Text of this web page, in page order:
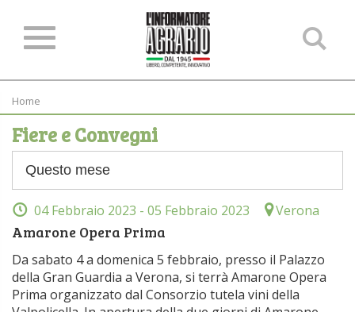
Home
Fiere e Convegni
04 Febbraio 2023 - 05 Febbraio 2023 Verona
Amarone Opera Prima
Da sabato 4 a domenica 5 febbraio, presso il Palazzo
della Gran Guardia a Verona, si terrà Amarone Opera
Prima organizzato dal Consorzio tutela vini della